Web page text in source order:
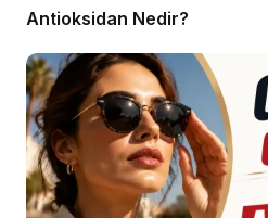
Antioksidan Nedir?